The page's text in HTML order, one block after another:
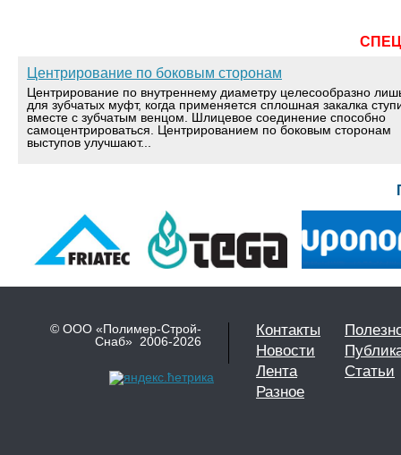
Центрирование по боковым сторонам
Центрирование по внутреннему диаметру целесообразно
для зубчатых муфт, когда применяется сплошная закалка
вместе с зубчатым венцом. Шлицевое соединение способно
самоцентрироваться. Центрированием по боковым сторонам
выступов улучшают...
© ООО «Полимер-Строй-
Снаб» 2006-2026
Контакты
Новости
Лента
Статьи
Разное